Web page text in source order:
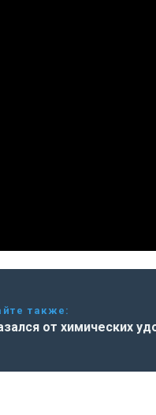
также:
от химических